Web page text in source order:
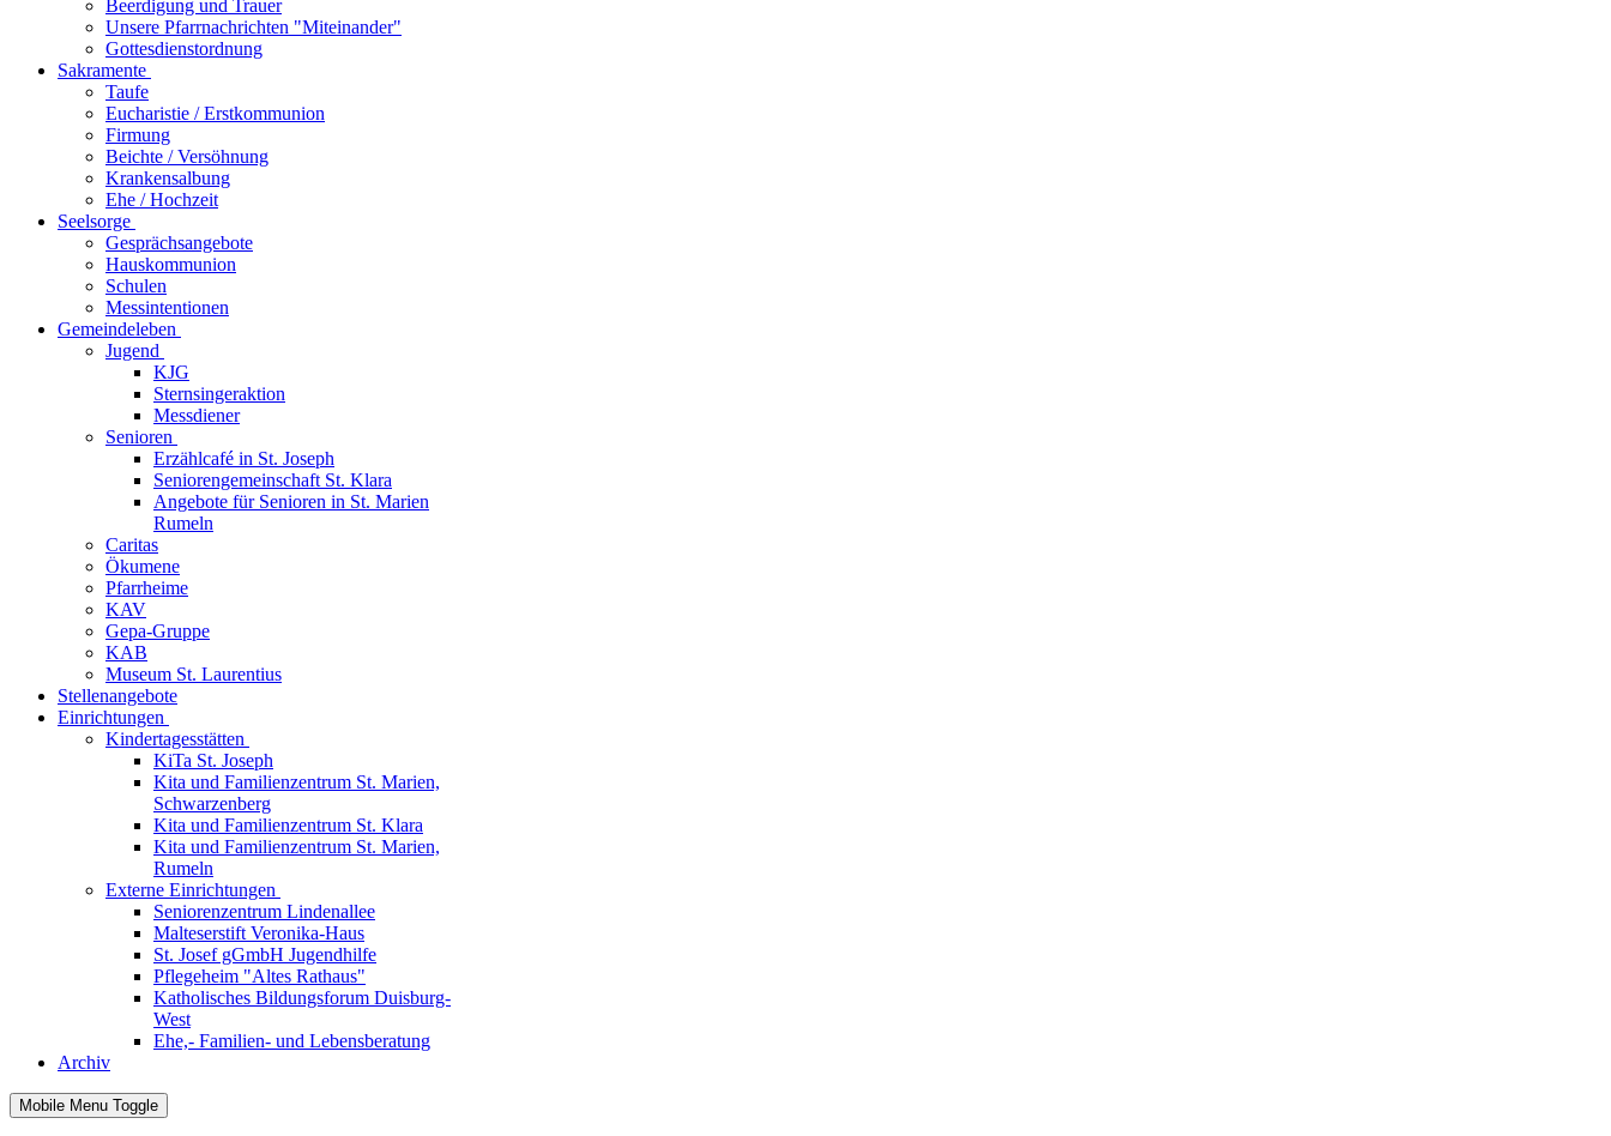
Beerdigung und Trauer
Unsere Pfarrnachrichten "Miteinander"
Gottesdienstordnung
Sakramente
Taufe
Eucharistie / Erstkommunion
Firmung
Beichte / Versöhnung
Krankensalbung
Ehe / Hochzeit
Seelsorge
Gesprächsangebote
Hauskommunion
Schulen
Messintentionen
Gemeindeleben
Jugend
KJG
Sternsingeraktion
Messdiener
Senioren
Erzählcafé in St. Joseph
Seniorengemeinschaft St. Klara
Angebote für Senioren in St. Marien
Rumeln
Caritas
Ökumene
Pfarrheime
KAV
Gepa-Gruppe
KAB
Museum St. Laurentius
Stellenangebote
Einrichtungen
Kindertagesstätten
KiTa St. Joseph
Kita und Familienzentrum St. Marien,
Schwarzenberg
Kita und Familienzentrum St. Klara
Kita und Familienzentrum St. Marien,
Rumeln
Externe Einrichtungen
Seniorenzentrum Lindenallee
Malteserstift Veronika-Haus
St. Josef gGmbH Jugendhilfe
Pflegeheim "Altes Rathaus"
Katholisches Bildungsforum Duisburg-
West
Ehe,- Familien- und Lebensberatung
Archiv
Mobile Menu Toggle